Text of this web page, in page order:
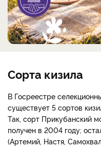
​Сорта кизила
В Госреестре
существует 5 сортов
Так, сорт Прикубанский
получен в 2004 году;
(Артемий, Настя,